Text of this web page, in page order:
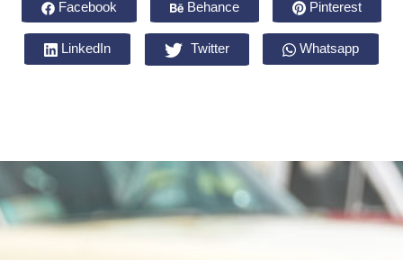
Facebook Behance Pinterest
LinkedIn Twitter Whatsapp